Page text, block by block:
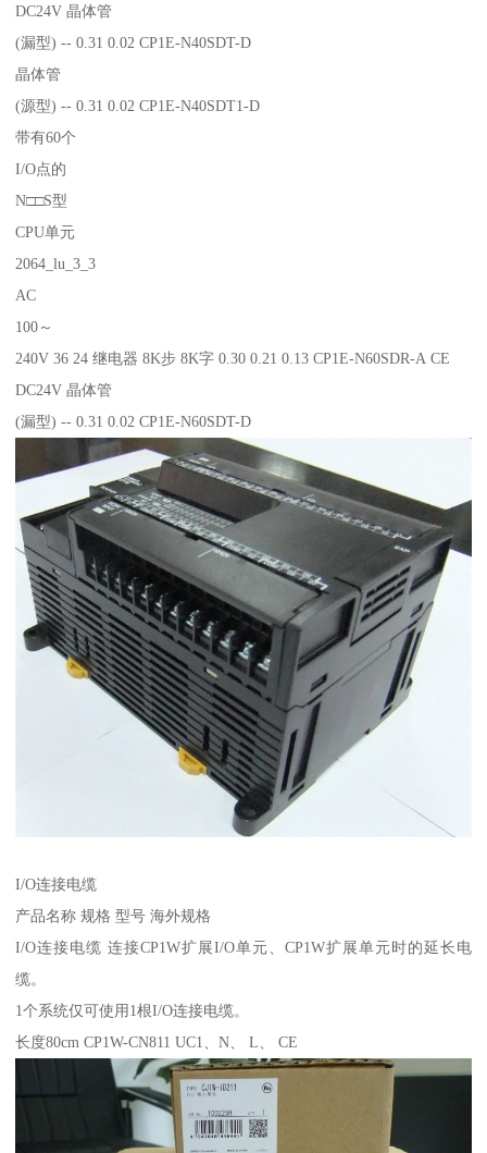
DC24V 晶体管
(漏型) -- 0.31 0.02 CP1E-N40SDT-D
晶体管
(源型) -- 0.31 0.02 CP1E-N40SDT1-D
带有60个
I/O点的
N□□S型
CPU单元
2064_lu_3_3
AC
100～
240V 36 24 继电器 8K步 8K字 0.30 0.21 0.13 CP1E-N60SDR-A CE
DC24V 晶体管
(漏型) -- 0.31 0.02 CP1E-N60SDT-D
I/O连接电缆
产品名称 规格 型号 海外规格
I/O连接电缆 连接CP1W扩展I/O单元、CP1W扩展单元时的延长电
缆。
1个系统仅可使用1根I/O连接电缆。
长度80cm CP1W-CN811 UC1、N、 L、 CE